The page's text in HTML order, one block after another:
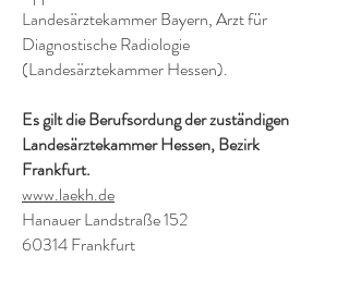
Landesärztekammer Bayern, Arzt für
Diagnostische Radiologie
(Landesärztekammer Hessen).
Es gilt die Berufsordung der zuständigen
Landesärztekammer Hessen, Bezirk
Frankfurt.
www.laekh.de
Hanauer Landstraße 152
60314 Frankfurt